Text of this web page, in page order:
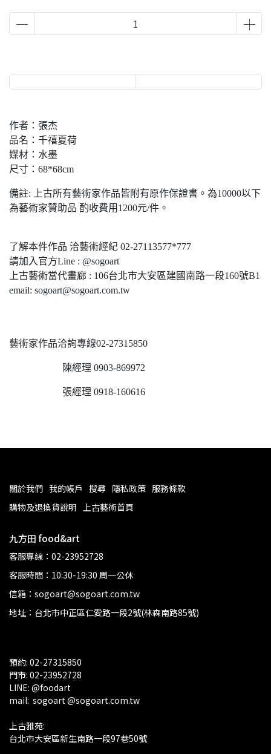
作者：張杰
品名：千禧夏荷
媒材：水墨
尺寸：68*68cm
備註: 上古所有藝術家作品皆附有原作保證書。為10000以下
為藝術家贊助品 酌收費用1200元/件。
了解本件作品 洽藝術經紀 02-27113577*777
請加入官方Line : @sogoart
上古藝術當代畫廊 : 106台北市大安區建國南路一段160號B1
email: sogoart@sogoart.com.tw
藝術家作品洽詢專線02-27315850
陳經理 0903-869972
張經理 0918-160616
關於我們 我的帳戶 搜尋 隱私政策 服務條款
購物及退換貨說明 上古藝術首頁
九方田 food&art
客服專線：02-23952728
客服時間：10:30-19:30 周一公休
信箱：sogoart@sogoart.com.tw
地址：台北市中正區仁愛路一段2號(林森南路85號)
預約: 02-27315850
門市: 02-23952728
LINE: @foodart
mail:  sogoart @sogoart.com.tw
上古雅苑:
台北市大安區新生南路一段97巷50號